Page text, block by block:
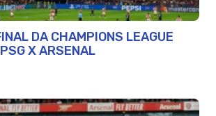
DA CHAMPIONS LEAGUE
X ARSENAL